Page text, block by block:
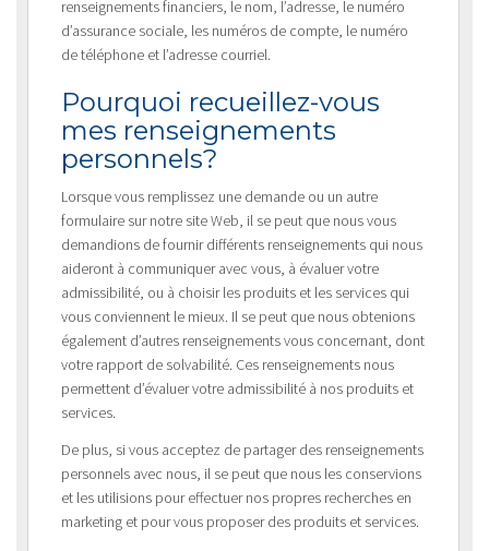
renseignements financiers, le nom, l’adresse, le numéro
d’assurance sociale, les numéros de compte, le numéro
de téléphone et l’adresse courriel.
Pourquoi recueillez-vous
mes renseignements
personnels?
Lorsque vous remplissez une demande ou un autre
formulaire sur notre site Web, il se peut que nous vous
demandions de fournir différents renseignements qui nous
aideront à communiquer avec vous, à évaluer votre
admissibilité, ou à choisir les produits et les services qui
vous conviennent le mieux. Il se peut que nous obtenions
également d’autres renseignements vous concernant, dont
votre rapport de solvabilité. Ces renseignements nous
permettent d’évaluer votre admissibilité à nos produits et
services.
De plus, si vous acceptez de partager des renseignements
personnels avec nous, il se peut que nous les conservions
et les utilisions pour effectuer nos propres recherches en
marketing et pour vous proposer des produits et services.